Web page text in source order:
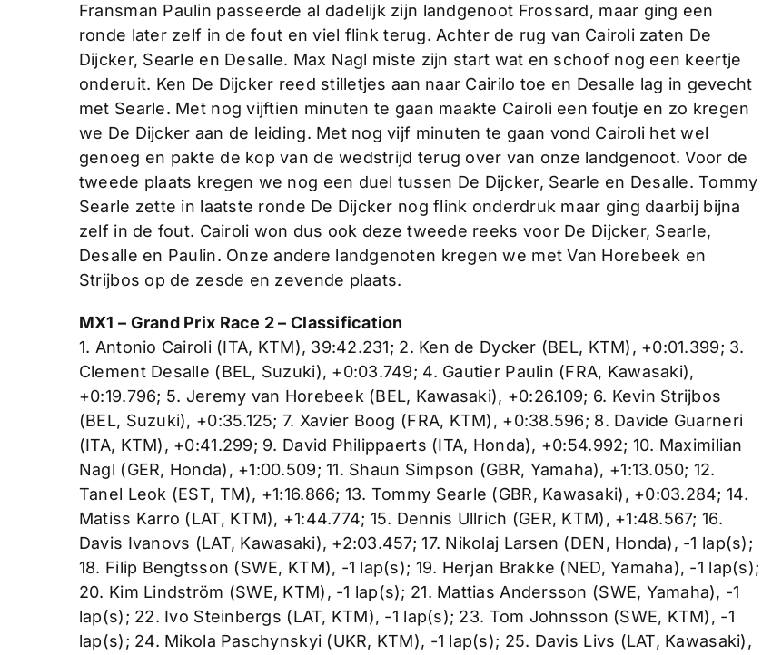
Fransman Paulin passeerde al dadelijk zijn landgenoot Frossard, maar ging een
ronde later zelf in de fout en viel flink terug. Achter de rug van Cairoli zaten De
Dijcker, Searle en Desalle. Max Nagl miste zijn start wat en schoof nog een keertje
onderuit. Ken De Dijcker reed stilletjes aan naar Cairilo toe en Desalle lag in gevecht
met Searle. Met nog vijftien minuten te gaan maakte Cairoli een foutje en zo kregen
we De Dijcker aan de leiding. Met nog vijf minuten te gaan vond Cairoli het wel
genoeg en pakte de kop van de wedstrijd terug over van onze landgenoot. Voor de
tweede plaats kregen we nog een duel tussen De Dijcker, Searle en Desalle. Tommy
Searle zette in laatste ronde De Dijcker nog flink onderdruk maar ging daarbij bijna
zelf in de fout. Cairoli won dus ook deze tweede reeks voor De Dijcker, Searle,
Desalle en Paulin. Onze andere landgenoten kregen we met Van Horebeek en
Strijbos op de zesde en zevende plaats.
MX1 – Grand Prix Race 2 – Classification
1. Antonio Cairoli (ITA, KTM), 39:42.231; 2. Ken de Dycker (BEL, KTM), +0:01.399; 3.
Clement Desalle (BEL, Suzuki), +0:03.749; 4. Gautier Paulin (FRA, Kawasaki),
+0:19.796; 5. Jeremy van Horebeek (BEL, Kawasaki), +0:26.109; 6. Kevin Strijbos
(BEL, Suzuki), +0:35.125; 7. Xavier Boog (FRA, KTM), +0:38.596; 8. Davide Guarneri
(ITA, KTM), +0:41.299; 9. David Philippaerts (ITA, Honda), +0:54.992; 10. Maximilian
Nagl (GER, Honda), +1:00.509; 11. Shaun Simpson (GBR, Yamaha), +1:13.050; 12.
Tanel Leok (EST, TM), +1:16.866; 13. Tommy Searle (GBR, Kawasaki), +0:03.284; 14.
Matiss Karro (LAT, KTM), +1:44.774; 15. Dennis Ullrich (GER, KTM), +1:48.567; 16.
Davis Ivanovs (LAT, Kawasaki), +2:03.457; 17. Nikolaj Larsen (DEN, Honda), -1 lap(s);
18. Filip Bengtsson (SWE, KTM), -1 lap(s); 19. Herjan Brakke (NED, Yamaha), -1 lap(s);
20. Kim Lindström (SWE, KTM), -1 lap(s); 21. Mattias Andersson (SWE, Yamaha), -1
lap(s); 22. Ivo Steinbergs (LAT, KTM), -1 lap(s); 23. Tom Johnsson (SWE, KTM), -1
lap(s); 24. Mikola Paschynskyi (UKR, KTM), -1 lap(s); 25. Davis Livs (LAT, Kawasaki),